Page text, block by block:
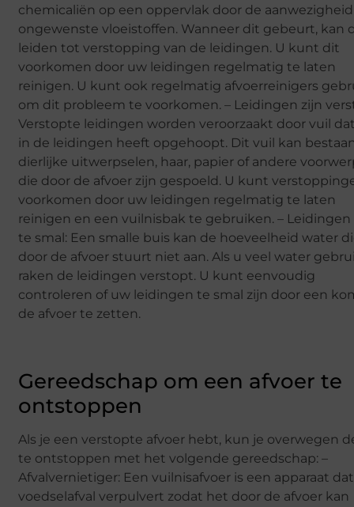
chemicaliën op een oppervlak door de
ongewenste vloeistoffen. Wanneer dit gebeurt, kan
leiden tot verstopping van de leidingen. U kunt dit
voorkomen door uw leidingen regelmatig te laten
reinigen. U kunt ook regelmatig afvoerreinigers
om dit probleem te voorkomen. – Leidingen zijn
Verstopte leidingen worden veroorzaakt door vuil
in de leidingen heeft opgehoopt. Dit vuil kan
dierlijke uitwerpselen, haar, papier of andere
die door de afvoer zijn gespoeld. U kunt
voorkomen door uw leidingen regelmatig te laten
reinigen en een vuilnisbak te gebruiken. – Leidingen
te smal: Een smalle buis kan de hoeveelheid water
door de afvoer stuurt niet aan. Als u veel water
raken de leidingen verstopt. U kunt eenvoudig
controleren of uw leidingen te smal zijn door een
de afvoer te zetten.
Gereedschap om een afvoer te
ontstoppen
Als je een verstopte afvoer hebt, kun je overwegen
te ontstoppen met het volgende gereedschap: –
Afvalvernietiger: Een vuilnisafvoer is een apparaat dat
voedselafval verpulvert zodat het door de afvoer kan